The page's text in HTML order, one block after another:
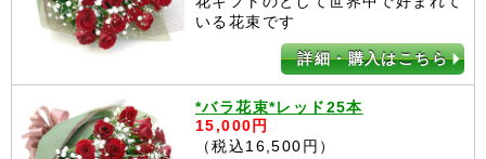
いる花束です
詳細・購入はこちら
*バラ花束*レッド25本
15,000円
（税込16,500円）